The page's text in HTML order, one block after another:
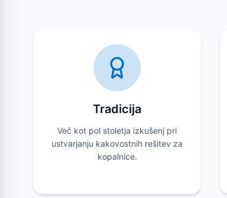
Tradicija
Več kot pol stoletja izkušenj pri
ustvarjanju kakovostnih rešitev za
kopalnice.